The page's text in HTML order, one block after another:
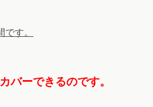
す。
バーできるのです。